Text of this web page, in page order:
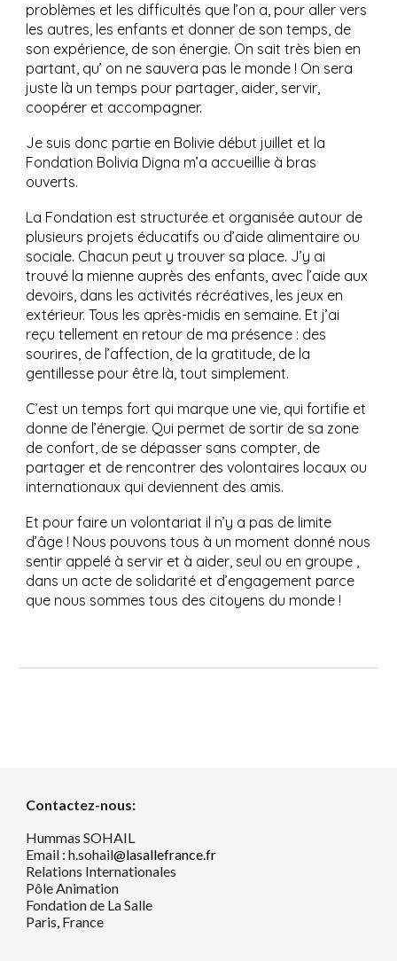
problèmes et les difficultés que l’on a, pour aller vers
les autres, les enfants et donner de son temps, de
son expérience, de son énergie. On sait très bien en
partant, qu’ on ne sauvera pas le monde ! On sera
juste là un temps pour partager, aider, servir,
coopérer et accompagner.
Je suis donc partie en Bolivie début juillet et la
Fondation Bolivia Digna m’a accueillie à bras
ouverts.
La Fondation est structurée et organisée autour de
plusieurs projets éducatifs ou d’aide alimentaire ou
sociale. Chacun peut y trouver sa place. J’y ai
trouvé la mienne auprès des enfants, avec l’aide aux
devoirs, dans les activités récréatives, les jeux en
extérieur. Tous les après-midis en semaine. Et j’ai
reçu tellement en retour de ma présence : des
sourires, de l’affection, de la gratitude, de la
gentillesse pour être là, tout simplement.
C’est un temps fort qui marque une vie, qui fortifie et
donne de l’énergie. Qui permet de sortir de sa zone
de confort, de se dépasser sans compter, de
partager et de rencontrer des volontaires locaux ou
internationaux qui deviennent des amis.
Et pour faire un volontariat il n’y a pas de limite
d’âge ! Nous pouvons tous à un moment donné nous
sentir appelé à servir et à aider, seul ou en groupe ,
dans un acte de solidarité et d’engagement parce
que nous sommes tous des citoyens du monde !
Contactez-nous:
Hummas SOHAIL
Email : h.sohail@lasallefrance.fr
Relations Internationales
Pôle Animation
Fondation de La Salle
Paris, France